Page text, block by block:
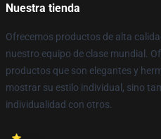
Nuestra tienda
Ofrecemos productos de alta
nuestro equipo de clase mundial.
productos que son elegantes y
mostrar su estilo individual, sino
individualidad con otros.